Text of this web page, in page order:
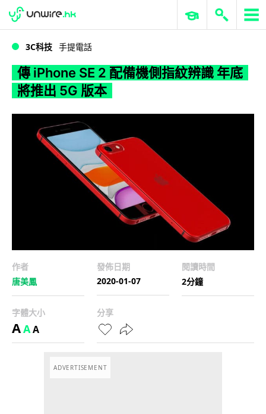
WWDC 2026 ERP 與商業 AI
3C科技 手提電話
傳 iPhone SE 2 配備機側指紋辨識 年底
將推出 5G 版本
作者
唐美鳳
發佈日期
2020-01-07
閱讀時間
2分鐘
字體大小
AAA
分享
ADVERTISEMENT